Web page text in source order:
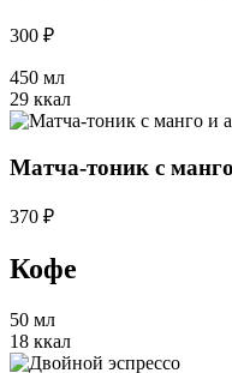
300 ₽
450 мл
29 ккал
Матча-тоник с
370 ₽
Кофе
50 мл
18 ккал